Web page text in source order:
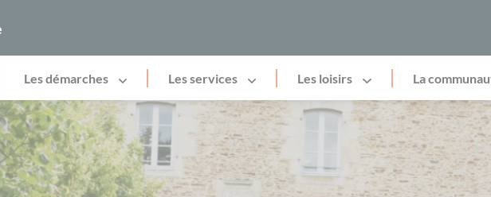
Les démarches Les services Les loisirs La